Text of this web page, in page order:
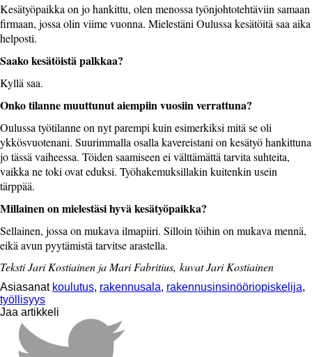
Kesätyöpaikka on jo hankittu, olen menossa työnjohtotehtäviin samaan
firmaan, jossa olin viime vuonna. Mielestäni Oulussa kesätöitä saa aika
helposti.
Saako kesätöistä palkkaa?
Kyllä saa.
Onko tilanne muuttunut aiempiin vuosiin verrattuna?
Oulussa työtilanne on nyt parempi kuin esimerkiksi mitä se oli
ykkösvuotenani. Suurimmalla osalla kavereistani on kesätyö hankittuna
jo tässä vaiheessa. Töiden saamiseen ei välttämättä tarvita suhteita,
vaikka ne toki ovat eduksi. Työhakemuksillakin kuitenkin usein
tärppää.
Millainen on mielestäsi hyvä kesätyöpaikka?
Sellainen, jossa on mukava ilmapiiri. Silloin töihin on mukava mennä,
eikä avun pyytämistä tarvitse arastella.
Teksti Jari Kostiainen ja Mari Fabritius, kuvat Jari Kostiainen
Asiasanat koulutus, rakennusala, rakennusinsinööriopiskelija,
työllisyys
Jaa artikkeli